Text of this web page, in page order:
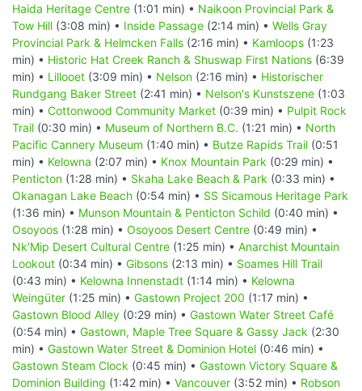
Haida Heritage Centre (1:01 min) • Naikoon Provincial Park &
Tow Hill (3:08 min) • Inside Passage (2:14 min) • Wells Gray
Provincial Park & Helmcken Falls (2:16 min) • Kamloops (1:23
min) • Historic Hat Creek Ranch & Shuswap First Nations (6:39
min) • Lillooet (3:09 min) • Nelson (2:16 min) • Historischer
Rundgang Baker Street (2:41 min) • Nelson's Kunstszene (1:03
min) • Cottonwood Community Market (0:39 min) • Pulpit Rock
Trail (0:30 min) • Museum of Northern B.C. (1:21 min) • North
Pacific Cannery Museum (1:40 min) • Butze Rapids Trail (0:51
min) • Kelowna (2:07 min) • Knox Mountain Park (0:29 min) •
Penticton (1:28 min) • Skaha Lake Beach & Park (0:33 min) •
Okanagan Lake Beach (0:54 min) • SS Sicamous Heritage Park
(1:36 min) • Munson Mountain & Penticton Schild (0:40 min) •
Osoyoos (1:28 min) • Osoyoos Desert Centre (0:49 min) •
Nk'Mip Desert Cultural Centre (1:25 min) • Anarchist Mountain
Lookout (0:34 min) • Gibsons (2:13 min) • Soames Hill Trail
(0:43 min) • Kelowna Innenstadt (1:14 min) • Kelowna
Weingüter (1:25 min) • Gastown Project 200 (1:17 min) •
Gastown Blood Alley (0:29 min) • Gastown Water Street Café
(0:54 min) • Gastown, Maple Tree Square & Gassy Jack (2:30
min) • Gastown Water Street & Dominion Hotel (0:46 min) •
Gastown Steam Clock (0:45 min) • Gastown Victory Square &
Dominion Building (1:42 min) • Vancouver (3:52 min) • Robson